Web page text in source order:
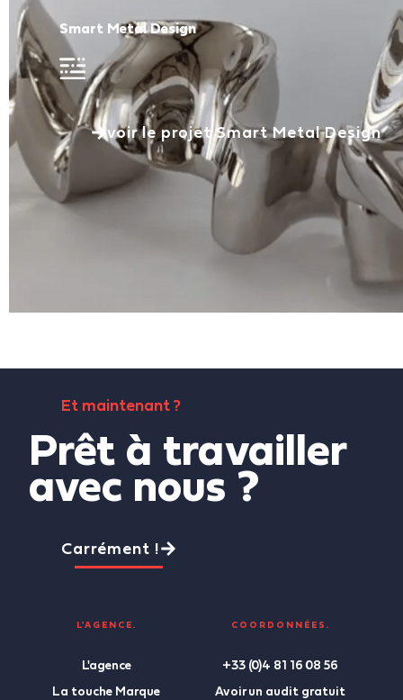
Smart Metal Design
voir le projet Smart Metal Design
Et maintenant ?
Prêt à travailler
avec nous ?
Carrément !
L'AGENCE.
L'agence
La touche Marque
COORDONNÉES.
+33 (0)4 81 16 08 56
Avoir un audit gratuit